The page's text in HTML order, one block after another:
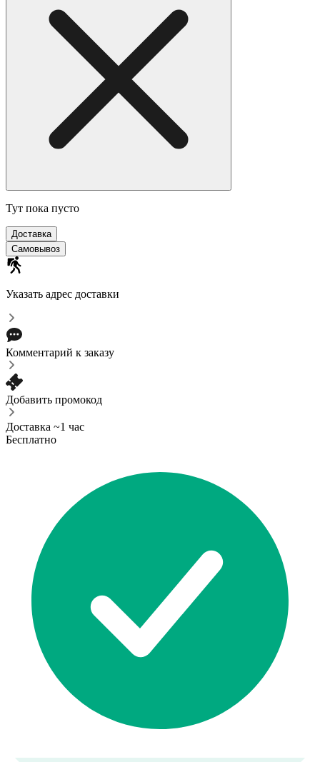
Тут пока пусто
Доставка
Самовывоз
Указать адрес доставки
Комментарий к заказу
Добавить промокод
Доставка ~1 час
Бесплатно